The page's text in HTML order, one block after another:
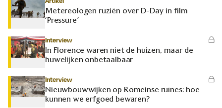
Metereologen ruziën over D-Day in film
‘Pressure’
Interview
In Florence waren niet de huizen, maar de
huwelijken onbetaalbaar
Interview
Nieuwbouwwijken op Romeinse ruïnes: hoe
kunnen we erfgoed bewaren?